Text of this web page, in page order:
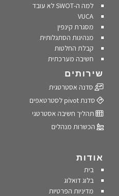
למה ה-SWOT לא עובד
VUCA
מסגרת קינפין
מנהיגות הסתגלותית
קבלת החלטות
חשיבה מערכתית
שירותים
סדנה אסטרטגית
סדנת pivot לסטרטאפים
תהליך חשיבה אסטרטגי
הכשרות מנהלים
אודות
בית
בלוג דואלוג
מדיניות הפרטיות